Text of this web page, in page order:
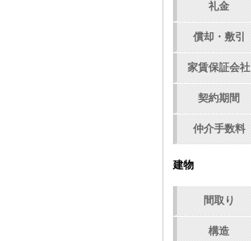
礼金
償却・敷引
家賃保証会社
契約期間
仲介手数料
建物
間取り
構造